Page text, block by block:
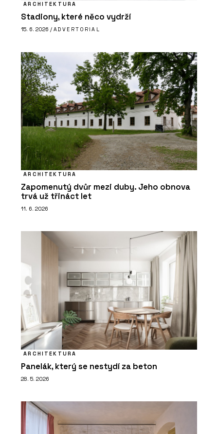
ARCHITEKTURA
Stadiony, které něco vydrží
15. 6. 2026 / ADVERTORIAL
ARCHITEKTURA
Zapomenutý dvůr mezi duby. Jeho obnova
trvá už třináct let
11. 6. 2026
ARCHITEKTURA
Panelák, který se nestydí za beton
28. 5. 2026